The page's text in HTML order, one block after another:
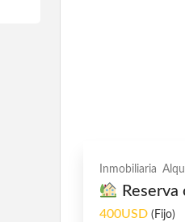
Inmobiliaria
Reserva
400USD (Fijo)